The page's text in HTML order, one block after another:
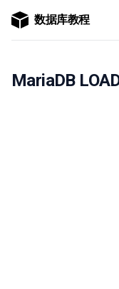
数据库教程
MariaDB